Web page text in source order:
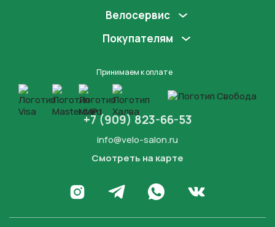
Велосервис
Покупателям
Принимаем к оплате
+7 (909) 823-66-53
info@velo-salon.ru
Смотреть на карте
Перейти в Инстаграм
Написать в Телеграм
Написать в WhatsApp
Перейти во